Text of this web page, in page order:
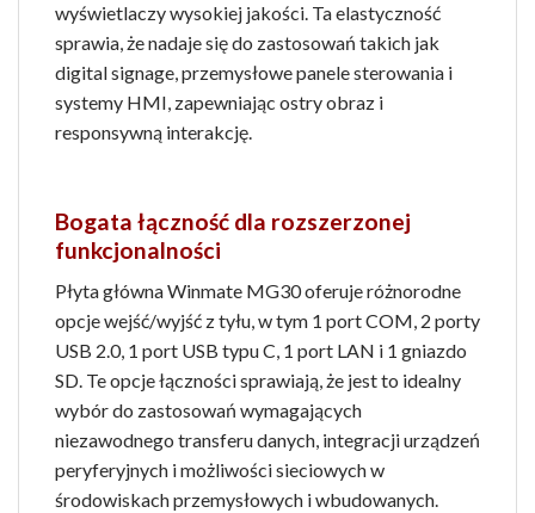
wyświetlaczy wysokiej jakości. Ta elastyczność
sprawia, że ​​nadaje się do zastosowań takich jak
digital signage, przemysłowe panele sterowania i
systemy HMI, zapewniając ostry obraz i
responsywną interakcję.
Bogata łączność dla rozszerzonej
funkcjonalności
Płyta główna Winmate MG30 oferuje różnorodne
opcje wejść/wyjść z tyłu, w tym 1 port COM, 2 porty
USB 2.0, 1 port USB typu C, 1 port LAN i 1 gniazdo
SD. Te opcje łączności sprawiają, że jest to idealny
wybór do zastosowań wymagających
niezawodnego transferu danych, integracji urządzeń
peryferyjnych i możliwości sieciowych w
środowiskach przemysłowych i wbudowanych.